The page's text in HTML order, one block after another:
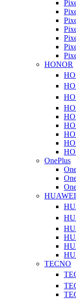
HONOR
OnePlus
HUAWEI
TECNO